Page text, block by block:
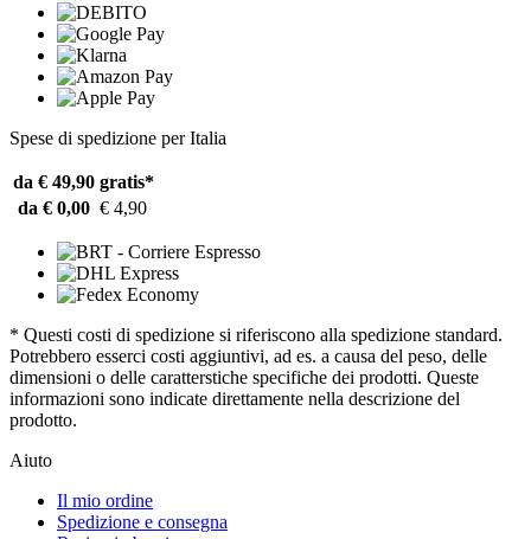
Spese di spedizione per Italia
da € 49,90 gratis*
da € 0,00 € 4,90
* Questi costi di spedizione si riferiscono alla spedizione standard.
Potrebbero esserci costi aggiuntivi, ad es. a causa del peso, delle
dimensioni o delle caratterstiche specifiche dei prodotti. Queste
informazioni sono indicate direttamente nella descrizione del
prodotto.
Aiuto
Il mio ordine
Spedizione e consegna